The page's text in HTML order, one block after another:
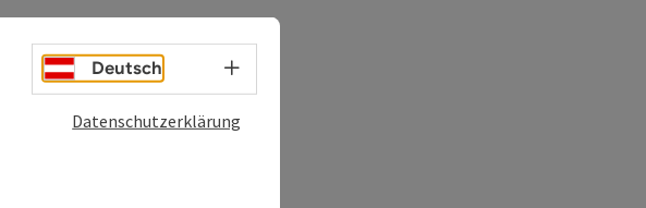
Deutsch Sprachwahl - Menü öffnen
Datenschutzerklärung